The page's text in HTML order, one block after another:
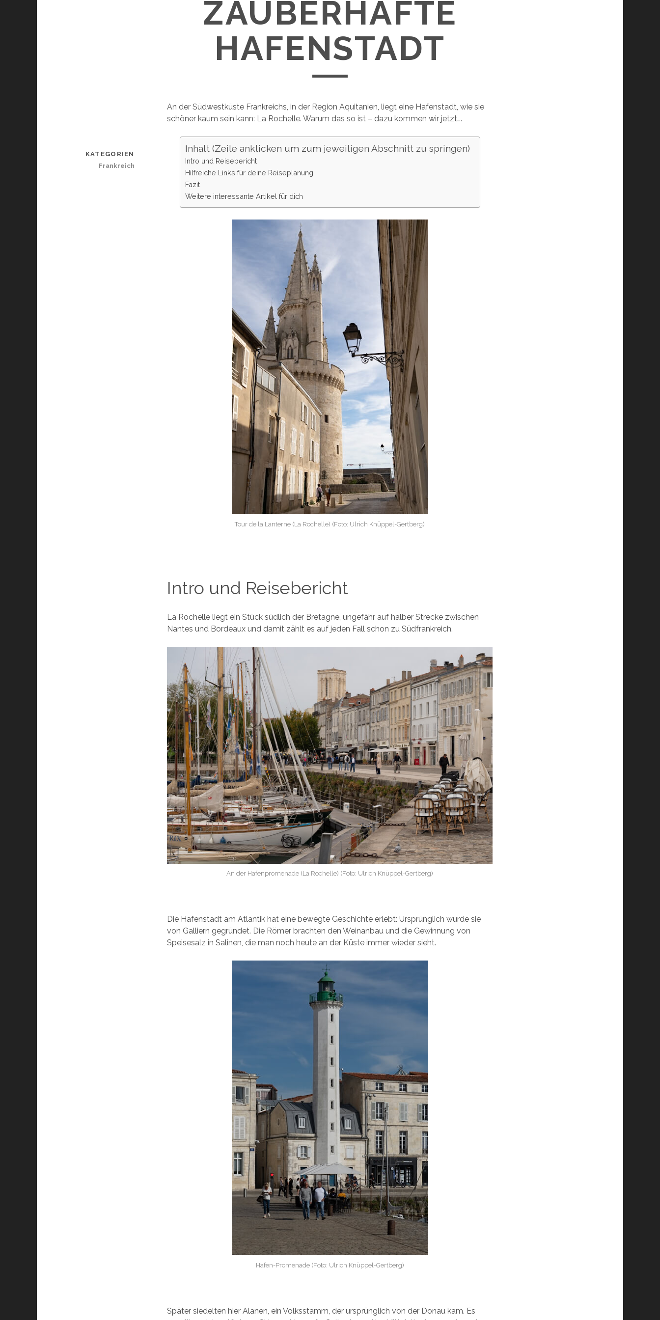
ZAUBERHAFTE
HAFENSTADT
An der Südwestküste Frankreichs, in der Region Aquitanien, liegt eine Hafenstadt, wie sie
schöner kaum sein kann: La Rochelle. Warum das so ist – dazu kommen wir jetzt….
Inhalt (Zeile anklicken um zum jeweiligen Abschnitt zu springen)
Intro und Reisebericht
Hilfreiche Links für deine Reiseplanung
Fazit
Weitere interessante Artikel für dich
Tour de la Lanterne (La Rochelle) (Foto: Ulrich Knüppel-Gertberg)
Intro und Reisebericht
La Rochelle liegt ein Stück südlich der Bretagne, ungefähr auf halber Strecke zwischen
Nantes und Bordeaux und damit zählt es auf jeden Fall schon zu Südfrankreich.
An der Hafenpromenade (La Rochelle) (Foto: Ulrich Knüppel-Gertberg)
Die Hafenstadt am Atlantik hat eine bewegte Geschichte erlebt: Ursprünglich wurde sie
von Galliern gegründet. Die Römer brachten den Weinanbau und die Gewinnung von
Speisesalz in Salinen, die man noch heute an der Küste immer wieder sieht.
Hafen-Promenade (Foto: Ulrich Knüppel-Gertberg)
Später siedelten hier Alanen, ein Volksstamm, der ursprünglich von der Donau kam. Es
KATEGORIEN
Frankreich